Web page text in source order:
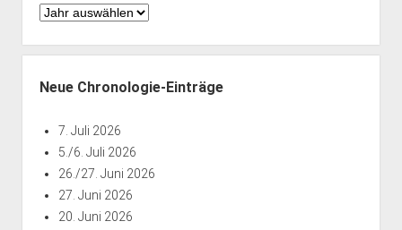
Chronologie
Jahren
Neue Chronologie-Einträge
7. Juli 2026
5./6. Juli 2026
26./27. Juni 2026
27. Juni 2026
20. Juni 2026